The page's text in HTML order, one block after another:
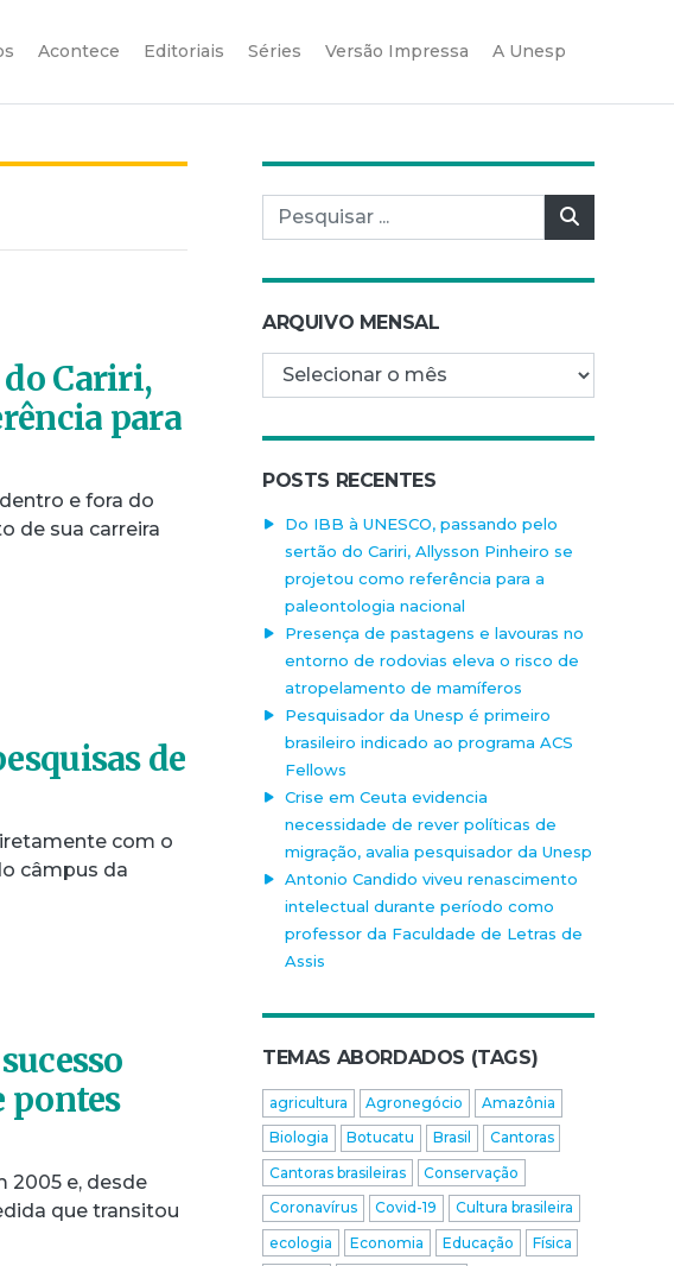
Acontece Editoriais Séries Versão Impressa A Unesp
do Cariri,
para
e fora do
de sua carreira
de
com o
câmpus da
pontes
2005 e, desde
que transitou
Pesquisar por:
ARQUIVO MENSAL
Arquivo mensal
POSTS RECENTES
Do IBB à UNESCO, passando pelo
sertão do Cariri, Allysson Pinheiro se
projetou como referência para a
paleontologia nacional
Presença de pastagens e lavouras no
entorno de rodovias eleva o risco de
atropelamento de mamíferos
Pesquisador da Unesp é primeiro
brasileiro indicado ao programa ACS
Fellows
Crise em Ceuta evidencia
necessidade de rever políticas de
migração, avalia pesquisador da Unesp
Antonio Candido viveu renascimento
intelectual durante período como
professor da Faculdade de Letras de
Assis
TEMAS ABORDADOS (TAGS)
agricultura Agronegócio
Amazônia
Biologia
Botucatu Brasil
Cantoras
Cantoras brasileiras
Conservação
Coronavírus
Covid-19
Cultura brasileira
ecologia
Economia Educação
Física